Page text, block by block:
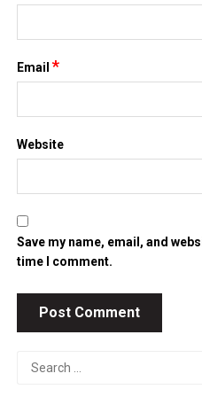
Email*
Website
Save my name, email, and
time I comment.
Search